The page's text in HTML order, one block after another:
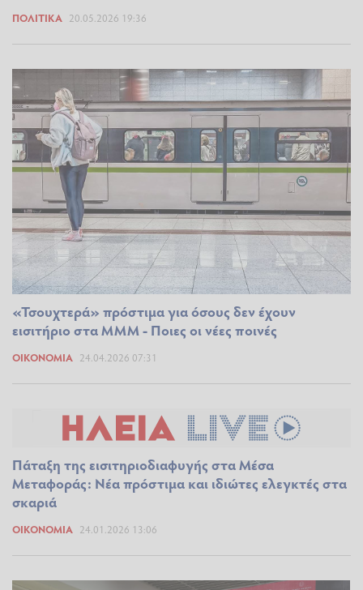
ΠΟΛΙΤΙΚΆ 20.05.2026 19:36
«Τσουχτερά» πρόστιμα για όσους δεν έχουν
εισιτήριο στα ΜΜΜ - Ποιες οι νέες ποινές
ΟΙΚΟΝΟΜΊΑ 24.04.2026 07:31
Πάταξη της εισιτηριοδιαφυγής στα Μέσα
Μεταφοράς: Νέα πρόστιμα και ιδιώτες ελεγκτές στα
σκαριά
ΟΙΚΟΝΟΜΊΑ 24.01.2026 13:06